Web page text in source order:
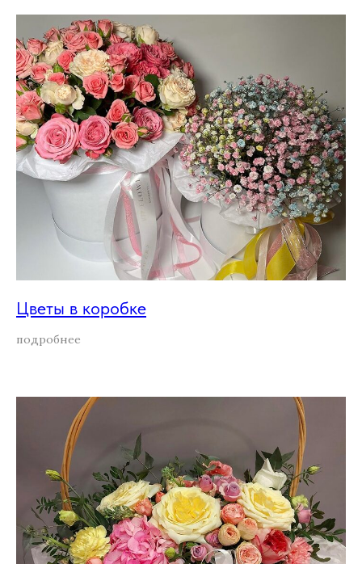
Цветы в коробке
подробнее